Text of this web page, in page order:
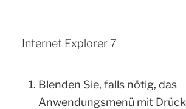
Internet Explorer 7
Blenden Sie, falls nötig, das
Anwendungsmenü mit